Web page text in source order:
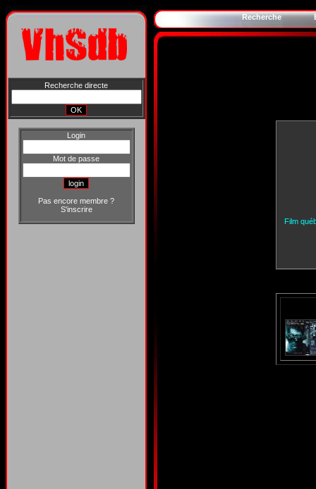
Recherche directe
Login
Mot de passe
Pas encore membre ?
S'inscrire
Recherche
Film